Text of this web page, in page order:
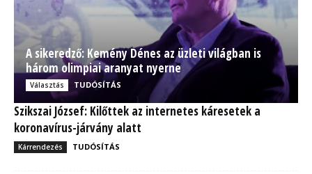
A sikeredző: Kemény Dénes az üzleti világban is
három olimpiai aranyat nyerne
Választás TUDÓSÍTÁS
Szikszai József: Kilőttek az internetes káresetek a
koronavírus-járvány alatt
Kárrendezés TUDÓSÍTÁS